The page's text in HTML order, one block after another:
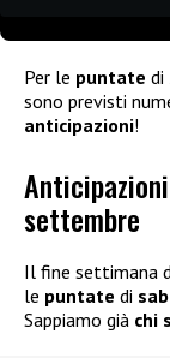
Per le puntate di
sono previsti
anticipazioni!
settembre
Il fine settimana
le puntate di
Sappiamo già chi